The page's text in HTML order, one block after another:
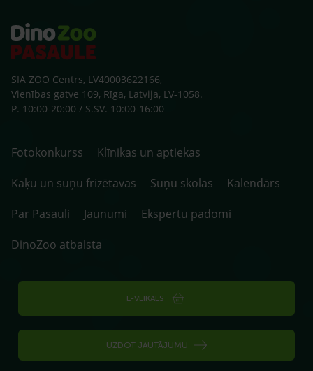
SIA ZOO Centrs, LV40003622166,
Vienības gatve 109, Rīga, Latvija, LV-1058.
P. 10:00-20:00 / S.SV. 10:00-16:00
Fotokonkurss
Klīnikas un aptiekas
Kaķu un suņu frizētavas
Suņu skolas
Kalendārs
Par Pasauli
Jaunumi
Ekspertu padomi
DinoZoo atbalsta
E-VEIKALS
UZDOT JAUTĀJUMU